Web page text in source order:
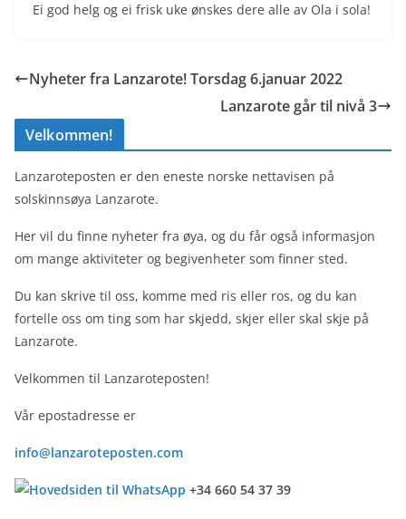
Ei god helg og ei frisk uke ønskes dere alle av Ola i sola!
Nyheter fra Lanzarote! Torsdag 6.januar 2022
Lanzarote går til nivå 3
Velkommen!
Lanzaroteposten er den eneste norske nettavisen på
solskinnsøya Lanzarote.
Her vil du finne nyheter fra øya, og du får også informasjon
om mange aktiviteter og begivenheter som finner sted.
Du kan skrive til oss, komme med ris eller ros, og du kan
fortelle oss om ting som har skjedd, skjer eller skal skje på
Lanzarote.
Velkommen til Lanzaroteposten!
Vår epostadresse er
info@lanzaroteposten.com
+34 660 54 37 39